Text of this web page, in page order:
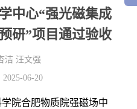
中心“强光磁集成
研”项目通过验收
洁 汪文强
06-20
院合肥物质院强磁场中